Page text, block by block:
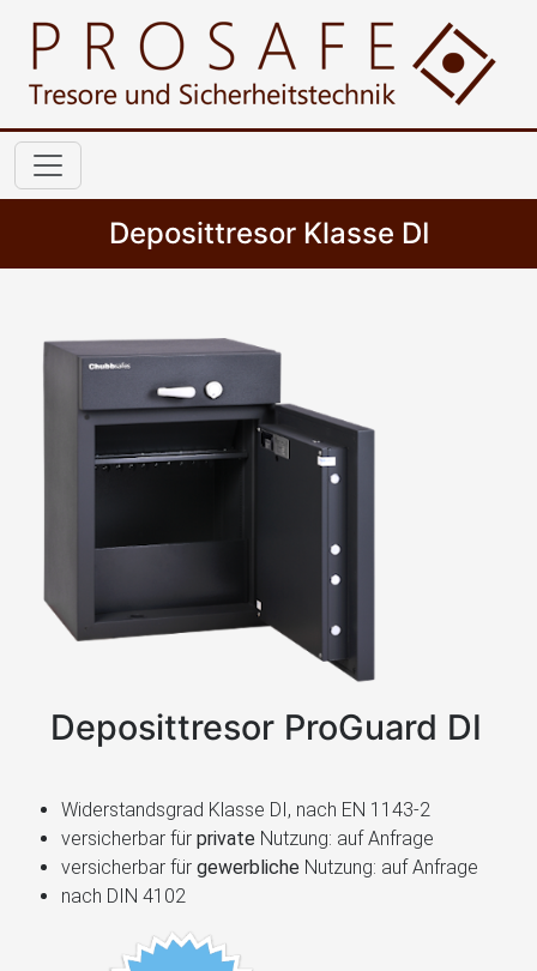
Deposittresor Klasse DI
Deposittresor ProGuard DI
Widerstandsgrad Klasse DI, nach EN 1143-2
versicherbar für private Nutzung: auf Anfrage
versicherbar für gewerbliche Nutzung: auf Anfrage
nach DIN 4102